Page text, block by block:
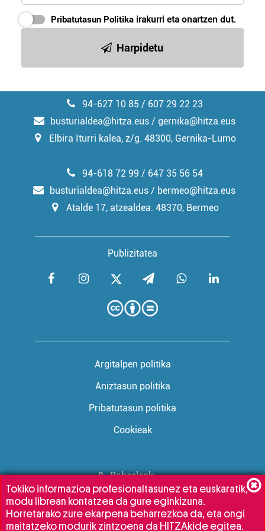
erabiltzeko baimen esplizitua ematen diguzu.Gehiago
irakurri
Pribatutasun Politika irakurri eta onartzen dut.
Harpidetu
94-627 10 85 / 607 29 22 23
busturialdea@hitza.eus / gernika@hitza.eus
Elbira Iturri kalea, z/g. 48300, Gernika-Lumo
Publizitatea
94-618 72 99 / 647 35 56 54
busturialdea@hitza.eus / bermeo@hitza.eus
Atalde 17, atzealdea. 48370, Bermeo
Argitalpen politika
Aniztasun politika
Pribatutasun politika
Cookieak
Babesleak:
Tokiko informazioa profesionaltasunez eta euskaratik,
modu librean kontatzea da gure eginkizuna.
Horretarako zure ekarpena beharrezkoa da, eta ongi
maitatzeko modurik zintzoena da HITZAkide egitea.